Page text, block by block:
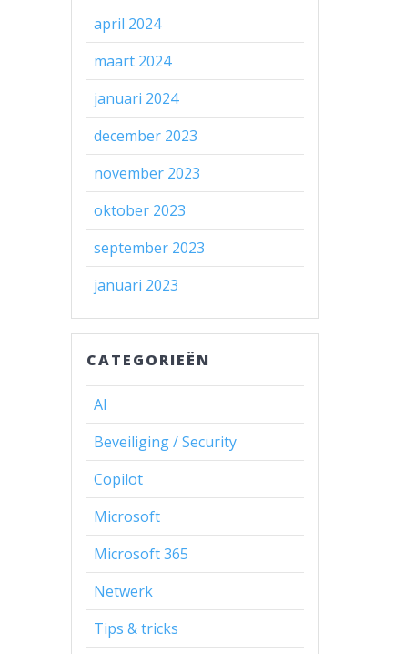
april 2024
maart 2024
januari 2024
december 2023
november 2023
oktober 2023
september 2023
januari 2023
CATEGORIEËN
AI
Beveiliging / Security
Copilot
Microsoft
Microsoft 365
Netwerk
Tips & tricks